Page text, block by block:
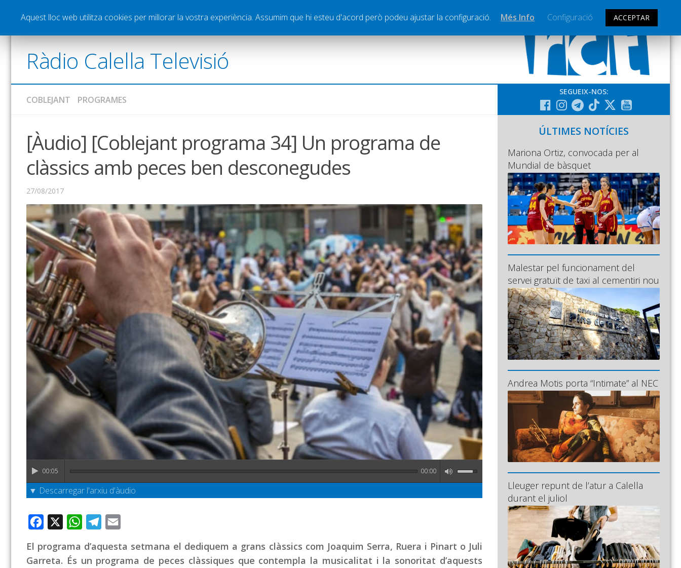
Notícies Esports Pòdcasts Vídeos Graella Publicitat Contacte
Ràdio Calella Televisió
COBLEJANT PROGRAMES
[Àudio] [Coblejant programa 34] Un programa de
clàssics amb peces ben desconegudes
27/08/2017
00:05 00:00
▼ Descarregar l'arxiu d'àudio
Facebook WhatsAppTelegram
El programa d’aquesta setmana el dediquem a grans clàssics com Joaquim Serra, Ruera i Pinart o Juli
Garreta. És un programa de peces clàssiques que contempla la musicalitat i la sonoritat d’aquests
SEGUEIX-NOS:
ÚLTIMES NOTÍCIES
Mariona Ortiz, convocada per al
Mundial de bàsquet
Malestar pel funcionament del
servei gratuït de taxi al cementiri nou
Andrea Motis porta “Intimate” al NEC
Lleuger repunt de l’atur a Calella
durant el juliol
Aquest lloc web utilitza cookies per millorar la vostra experiència. Assumim que hi esteu d'acord però podeu ajustar la configuració. Més Info Configuració ACCEPTAR